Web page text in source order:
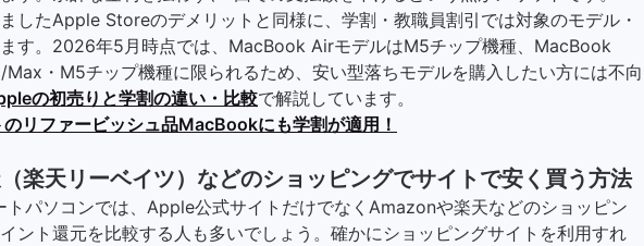
したApple Storeのデメリットと同様に、学割・教職員割引では対象のモデル・
す。2026年5月時点では、MacBook AirモデルはM5チップ機種、MacBook
・M5チップ機種に限られるため、安い型落ちモデルを購入したい方には不向
の初売りと学割の違い・比較で解説しています。
リファービッシュ品MacBookにも学割が適用！
楽天リーベイツ）などのショッピングでサイトで安く買う方法
パソコンでは、Apple公式サイトだけでなくAmazonや楽天などのショッピン
ント還元を比較する人も多いでしょう。確かにショッピングサイトを利用すれ